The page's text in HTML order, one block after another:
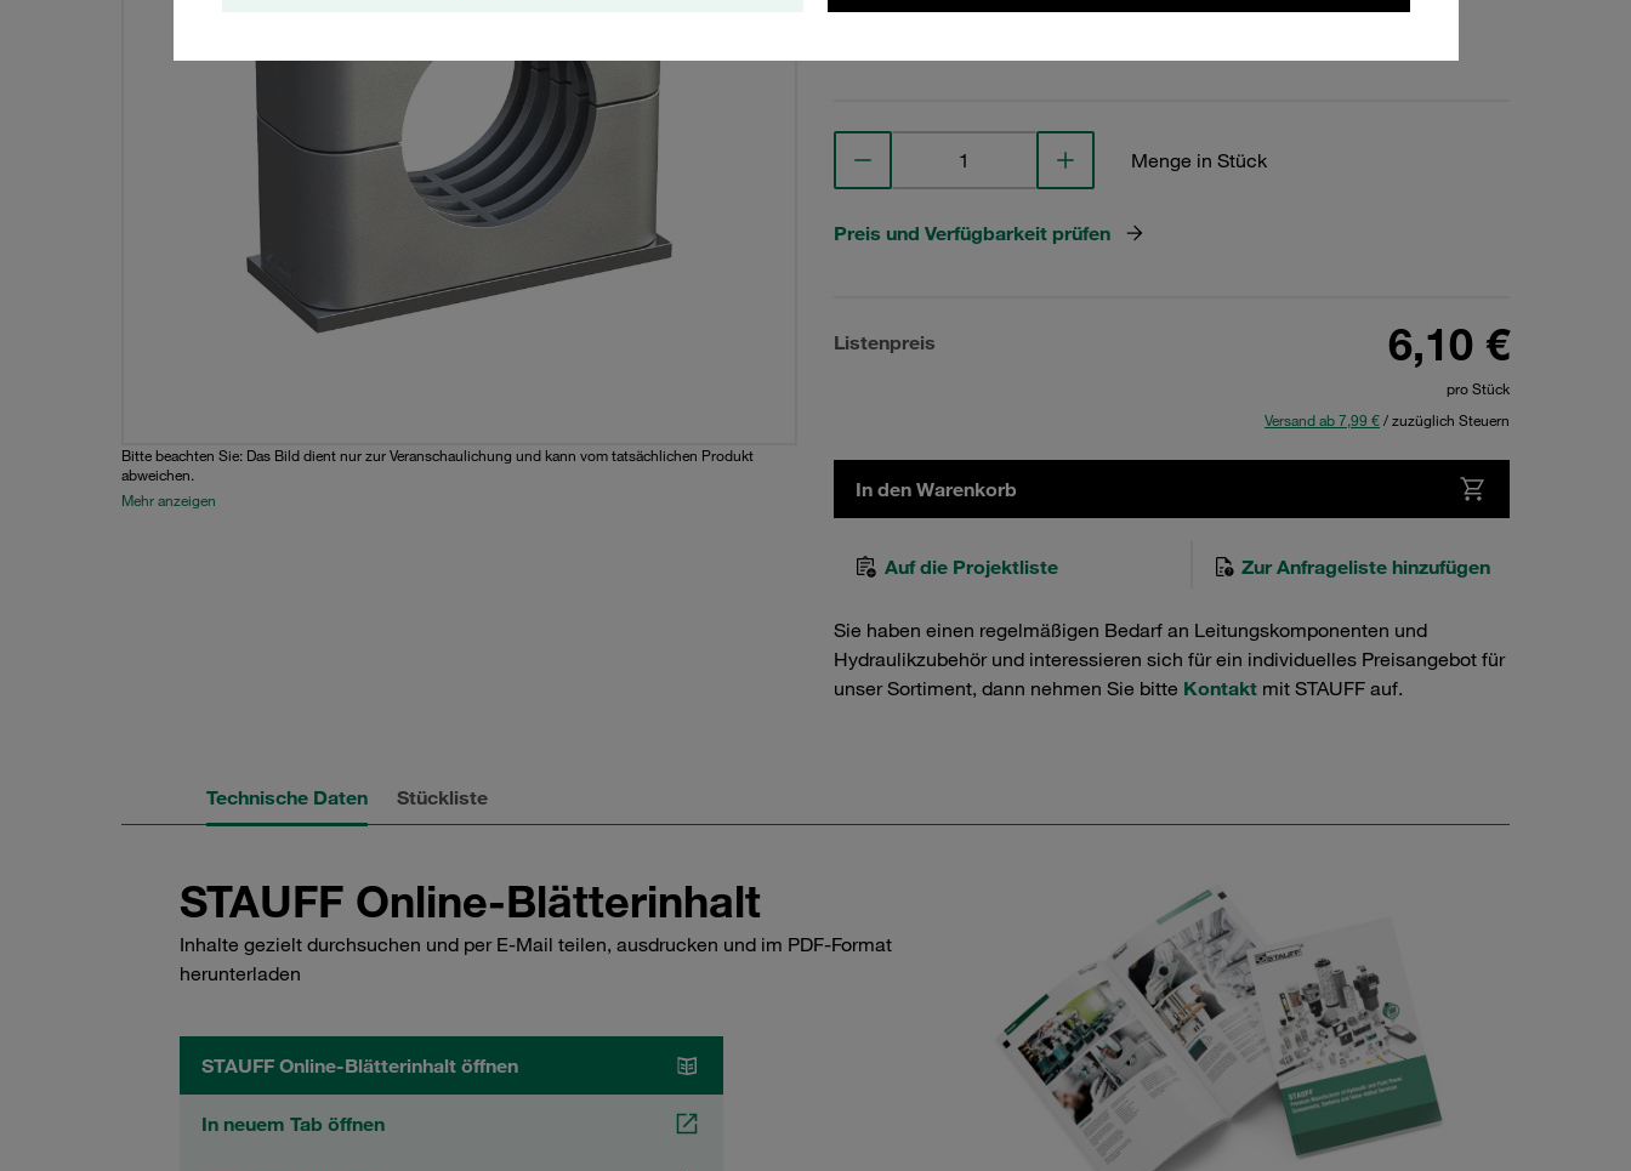
Bitte beachten Sie: Das Bild dient nur zur Veranschaulichung und kann vom tatsächlichen Produkt
abweichen.
Mehr anzeigen
Menge in Stück
Preis und Verfügbarkeit prüfen
Listenpreis 6,10 €
pro Stück
Versand ab 7,99 €/ zuzüglich Steuern
In den Warenkorb
Auf die Projektliste Zur Anfrageliste hinzufügen
Sie haben einen regelmäßigen Bedarf an Leitungskomponenten und
Hydraulikzubehör und interessieren sich für ein individuelles Preisangebot für
unser Sortiment, dann nehmen Sie bitte Kontakt mit STAUFF auf.
Technische Daten Stückliste
STAUFF Online-Blätterinhalt
Inhalte gezielt durchsuchen und per E-Mail teilen, ausdrucken und im PDF-Format
herunterladen
STAUFF Online-Blätterinhalt öffnen
In neuem Tab öffnen